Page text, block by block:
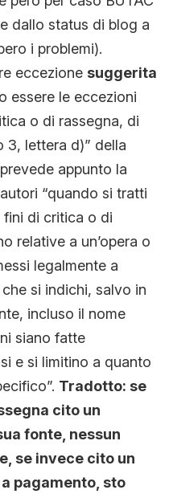
dallo status di blog a
i problemi).
eccezione suggerita
essere le eccezioni
o di rassegna, di
3, lettera d)” della
appunto la
“quando si tratti
fini di critica o di
relative a un’opera o
legalmente a
si indichi, salvo in
incluso il nome
siano fatte
e si limitino a quanto
Tradotto: se
cito un
fonte, nessun
se invece cito un
pagamento, sto